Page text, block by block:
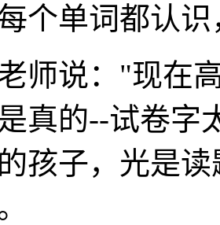
个单词都认
师说："现在
真的--试卷字
孩子，光是